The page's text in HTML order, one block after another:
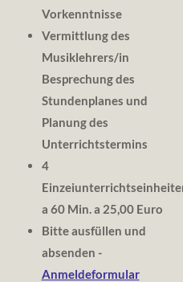
Vorkenntnisse
Vermittlung des
Musiklehrers/in
Besprechung des
Stundenplanes und
Planung des
Unterrichtstermins
4
a 60 Min. a 25,00 Euro
Bitte ausfüllen und
absenden -
Anmeldeformular